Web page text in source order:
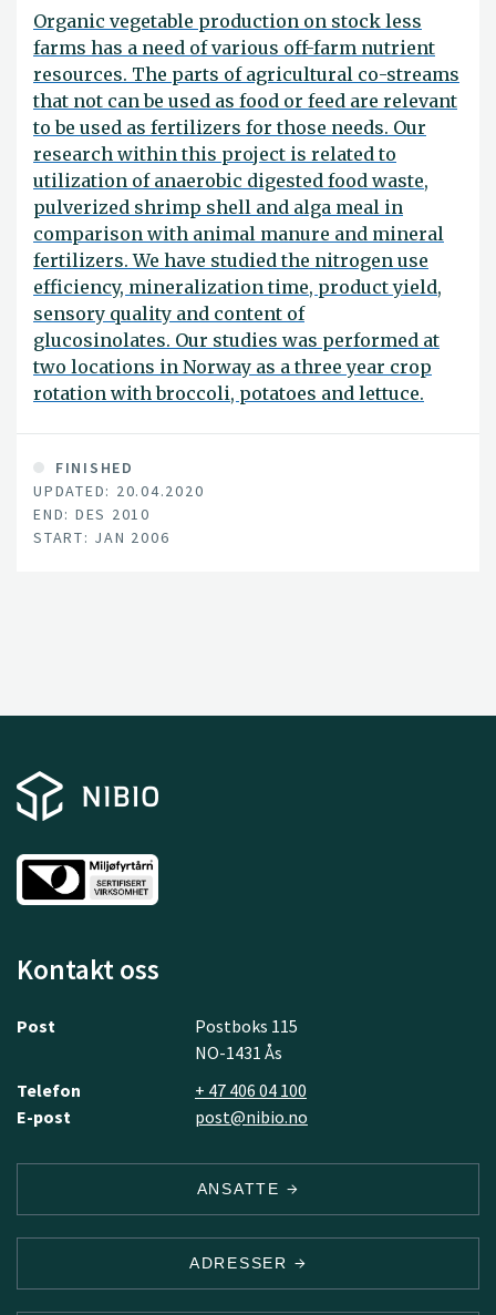
Organic vegetable production on stock less
farms has a need of various off-farm nutrient
resources. The parts of agricultural co-streams
that not can be used as food or feed are relevant
to be used as fertilizers for those needs. Our
research within this project is related to
utilization of anaerobic digested food waste,
pulverized shrimp shell and alga meal in
comparison with animal manure and mineral
fertilizers. We have studied the nitrogen use
efficiency, mineralization time, product yield,
sensory quality and content of
glucosinolates. Our studies was performed at
two locations in Norway as a three year crop
rotation with broccoli, potatoes and lettuce.
FINISHED
UPDATED: 20.04.2020
END: DES 2010
START: JAN 2006
Kontakt oss
Post
Postboks 115
NO-1431 Ås
Telefon
+ 47 406 04 100
E-post
post@nibio.no
ANSATTE
ADRESSER